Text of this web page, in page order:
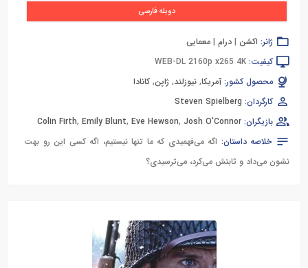
دوبله فارسی
ژانر: اکشن | درام | معمایی
کیفیت: WEB-DL 2160p x265 4K
محصول کشور: آمریکا, نیوزلند, ژاپن, کانادا
کارگردان: Steven Spielberg
بازیگران:
Colin Firth, Emily Blunt, Eve Hewson, Josh O'Connor
خلاصه داستان: اگه می‌فهمیدی که ما تنها نیستیم، اگه کسی این رو بهت
نشون می‌داد و ثابتش می‌کرد، می‌ترسیدی؟